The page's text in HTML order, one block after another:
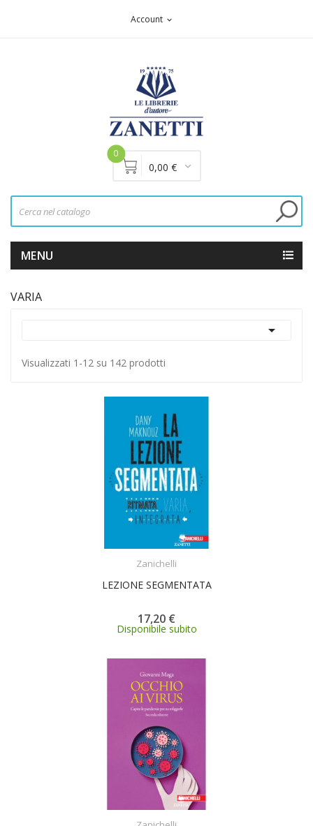
Account expand_more
0
0,00 €
MENU
VARIA

Visualizzati 1-12 su 142 prodotti
Zanichelli
LEZIONE SEGMENTATA
17,20 €
Disponibile subito